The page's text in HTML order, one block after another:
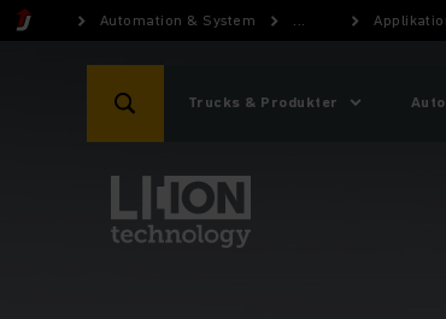
Automation & System ...
Trucks & Produkter